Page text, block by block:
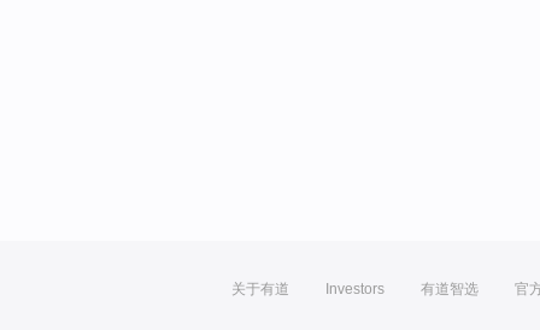
关于有道 Investors 有道智选 官